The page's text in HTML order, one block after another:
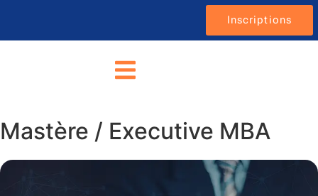
Inscriptions
Mastère / Executive MBA